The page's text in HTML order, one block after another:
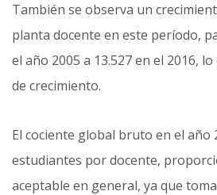
También se observa un
planta docente en este período,
el año 2005 a 13.527 en el 2016,
de crecimiento.
El cociente global bruto en el año
estudiantes por docente,
aceptable en general, ya que